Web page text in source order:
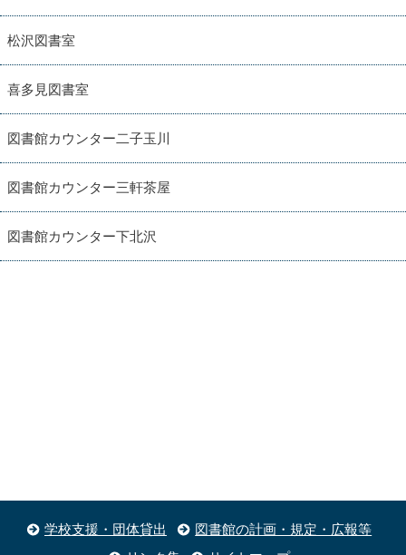
松沢図書室
喜多見図書室
図書館カウンター二子玉川
図書館カウンター三軒茶屋
図書館カウンター下北沢
学校支援・団体貸出
図書館の計画・規定・広報等